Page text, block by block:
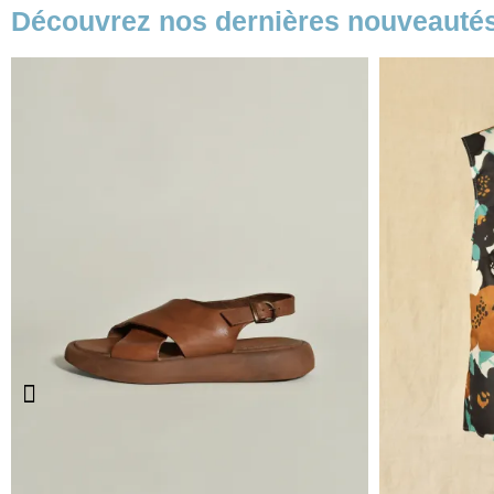
Découvrez nos dernières